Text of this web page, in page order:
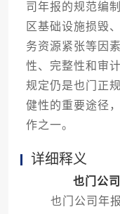
司年报的规范编
区基础设施损毁
务资源紧张等因
性、完整性和审
规定仍是也门正
健性的重要途径
作之一。
详细释义
也门公
也门公司年报